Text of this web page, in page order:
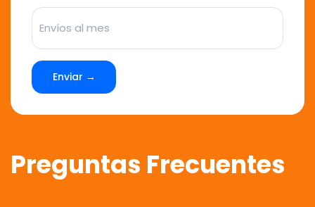
Enviar →
Preguntas Frecuentes